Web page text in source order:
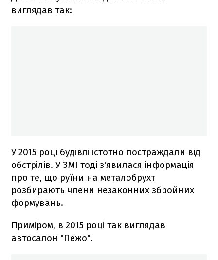
виглядав так:
У 2015 році будівлі істотно постраждали від
обстрілів. У ЗМІ тоді з'явилася інформація
про те, що руїни на металобрухт
розбирають члени незаконних збройних
формувань.
Приміром, в 2015 році так виглядав
автосалон "Пежо".